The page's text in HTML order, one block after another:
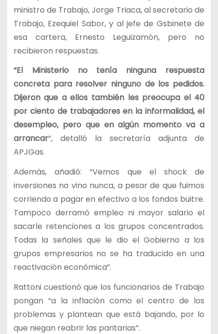
ministro de Trabajo, Jorge Triaca, al secretario de
Trabajo, Ezequiel Sabor, y al jefe de Gsbinete de
esa cartera, Ernesto Leguizamón, pero no
recibieron respuestas.
“El Ministerio no tenía ninguna respuesta
concreta para resolver ninguno de los pedidos.
Dijeron que a ellos también les preocupa el 40
por ciento de trabajadores en la informalidad, el
desempleo, pero que en algún momento va a
arrancar“, detalló la secretaría adjunta de
APJGas.
Además, añadió: “Vemos que el shock de
inversiones no vino nunca, a pesar de que fuimos
corriendo a pagar en efectivo a los fondos buitre.
Tampoco derramó empleo ni mayor salario el
sacarle retenciones a los grupos concentrados.
Todas la señales que le dio el Gobierno a los
grupos empresarios no se ha traducido en una
reactivación económica”.
Rattoni cuestionó que los funcionarios de Trabajo
pongan “a la inflación como el centro de los
problemas y plantean que está bajando, por lo
que niegan reabrir las paritarias”.